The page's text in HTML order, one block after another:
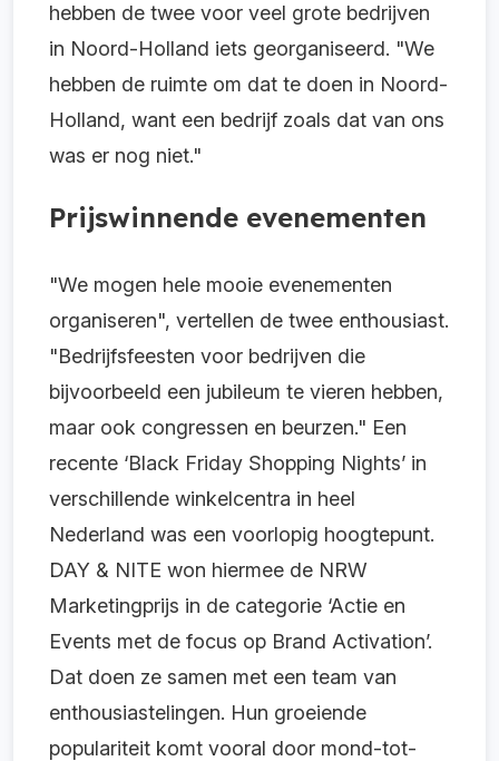
hebben de twee voor veel grote bedrijven
in Noord-Holland iets georganiseerd. "We
hebben de ruimte om dat te doen in Noord-
Holland, want een bedrijf zoals dat van ons
was er nog niet."
Prijswinnende evenementen
"We mogen hele mooie evenementen
organiseren", vertellen de twee enthousiast.
"Bedrijfsfeesten voor bedrijven die
bijvoorbeeld een jubileum te vieren hebben,
maar ook congressen en beurzen." Een
recente ‘Black Friday Shopping Nights’ in
verschillende winkelcentra in heel
Nederland was een voorlopig hoogtepunt.
DAY & NITE won hiermee de NRW
Marketingprijs in de categorie ‘Actie en
Events met de focus op Brand Activation’.
Dat doen ze samen met een team van
enthousiastelingen. Hun groeiende
populariteit komt vooral door mond-tot-